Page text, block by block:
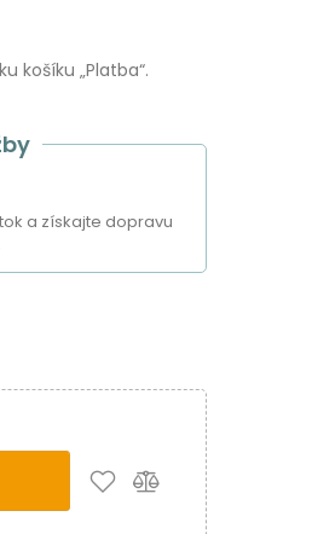
košíku „Platba“.
a získajte dopravu